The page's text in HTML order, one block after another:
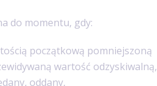
do momentu, gdy:
początkową pomniejszoną
wartość odzyskiwalną,
oddany,